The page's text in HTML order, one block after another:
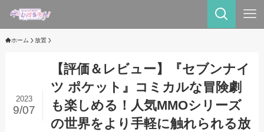
ホーム 放置
【評価＆レビュー】『セブンナイ
ツ ポケット』コミカルな冒険劇
も楽しめる！人気MMOシリーズ
の世界をより手軽に触れられる放
2023
9/07